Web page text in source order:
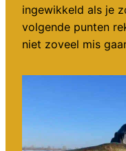
ingewikkeld als je
volgende punten
niet zoveel mis